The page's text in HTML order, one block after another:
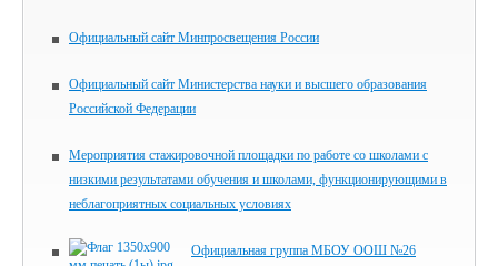
Официальный сайт Минпросвещения России
Официальный сайт Министерства науки и высшего образования
Российской Федерации
Мероприятия стажировочной площадки по работе со школами с
низкими результатами обучения и школами, функционирующими в
неблагоприятных социальных условиях
Официальная группа МБОУ ООШ №26